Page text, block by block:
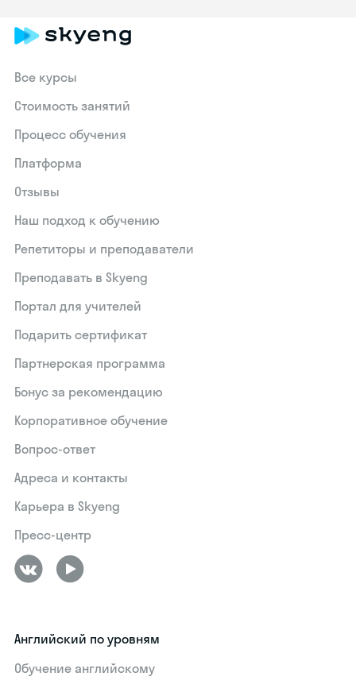
Все курсы
Стоимость занятий
Процесс обучения
Платформа
Отзывы
Наш подход к обучению
Репетиторы и преподаватели
Преподавать в Skyeng
Портал для учителей
Подарить сертификат
Партнерская программа
Бонус за рекомендацию
Корпоративное обучение
Вопрос-ответ
Адреса и контакты
Карьера в Skyeng
Пресс-центр
Английский по уровням
Обучение английскому